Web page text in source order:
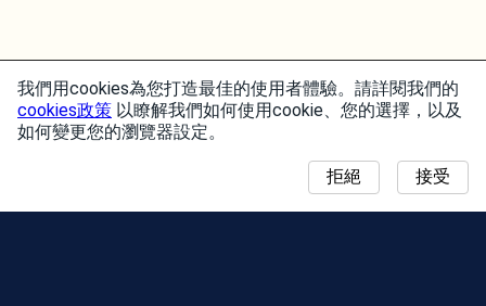
我們用cookies為您打造最佳的使用者體驗。請詳閱我們的
cookies政策 以瞭解我們如何使用cookie、您的選擇，以及
如何變更您的瀏覽器設定。
接受
拒絕